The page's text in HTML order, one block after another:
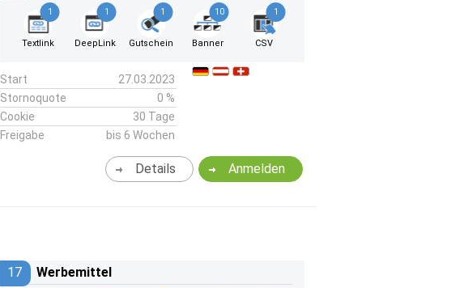
1
Textlink
1
DeepLink
1
Gutschein
10
Banner
1
CSV
Start
27.03.2023
Stornoquote
0 %
Cookie
30 Tage
Freigabe
bis 6 Wochen
Anmelden
Details
17 Werbemittel